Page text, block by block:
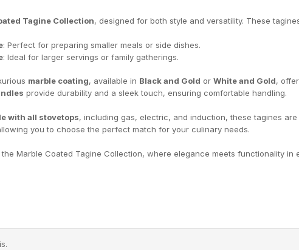
Tagine Collection, designed for both style and versatility. These
: Perfect for preparing smaller meals or side dishes.
: Ideal for larger servings or family gatherings.
marble coating, available in Black and Gold orWhite and Gold,
provide durability and a sleek touch, ensuring comfortable handling.
with all stovetops, including gas, electric, and induction, these tagines
you to choose the perfect match for your culinary needs.
Marble Coated Tagine Collection, where elegance meets functionality in